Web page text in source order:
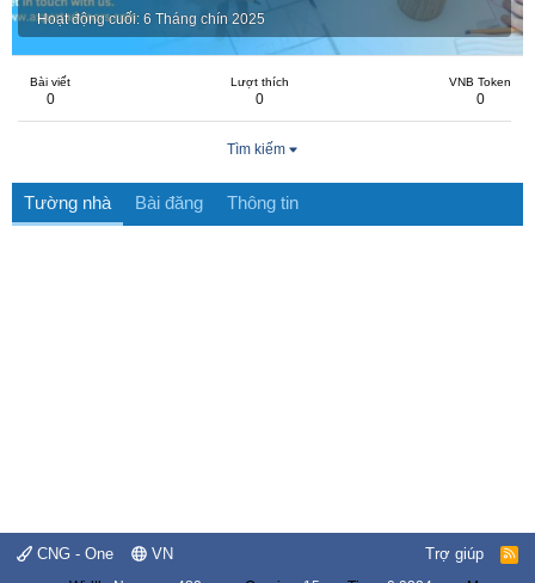
Hoạt động cuối 6 Tháng chín 2025
Bài viết
0
Lượt thích
0
VNB Token
0
Tìm kiếm
Tường nhà Bài đăng Thông tin
CNG - One VN Trợ giúp
R